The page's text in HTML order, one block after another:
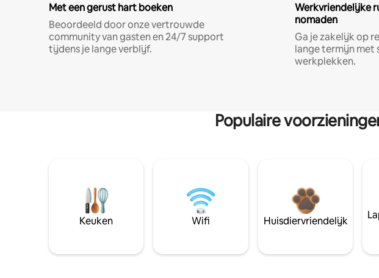
Met een gerust hart boeken
Beoordeeld door onze vertrouwde
community van gasten en 24/7 support
tijdens je lange verblijf.
Werkvriendelijke
nomaden
Ga je zakelijk op
lange termijn met
werkplekken.
Populaire
Keuken Wifi Huisdiervriendelijk